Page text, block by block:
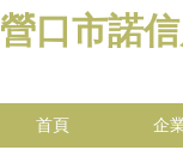
營口市諾
首頁 企